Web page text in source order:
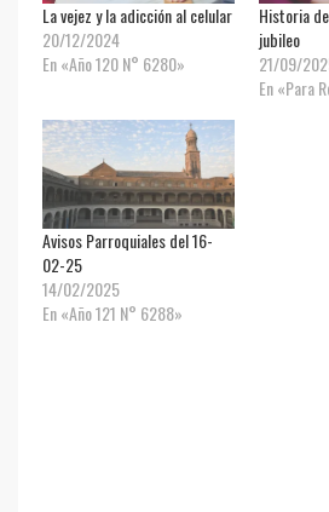
La vejez y la adicción al celular
20/12/2024
En «Año 120 N° 6280»
Historia
jubileo
21/09/
En «Para
Avisos Parroquiales del 16-
02-25
14/02/2025
En «Año 121 N° 6288»